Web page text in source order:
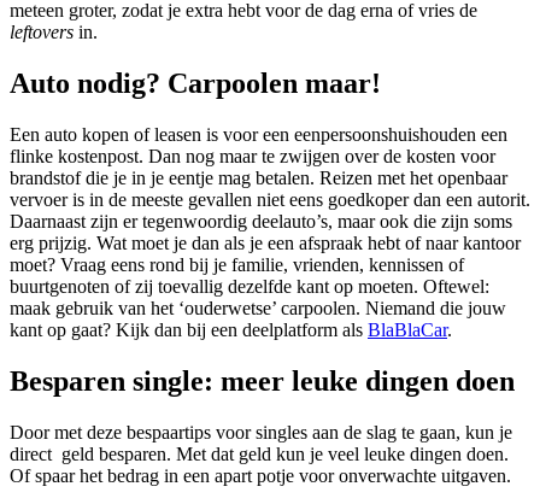
meteen groter, zodat je extra hebt voor de dag erna of vries de
leftovers in.
Auto nodig? Carpoolen maar!
Een auto kopen of leasen is voor een eenpersoonshuishouden een
flinke kostenpost. Dan nog maar te zwijgen over de kosten voor
brandstof die je in je eentje mag betalen. Reizen met het openbaar
vervoer is in de meeste gevallen niet eens goedkoper dan een autorit.
Daarnaast zijn er tegenwoordig deelauto’s, maar ook die zijn soms
erg prijzig. Wat moet je dan als je een afspraak hebt of naar kantoor
moet? Vraag eens rond bij je familie, vrienden, kennissen of
buurtgenoten of zij toevallig dezelfde kant op moeten. Oftewel:
maak gebruik van het ‘ouderwetse’ carpoolen. Niemand die jouw
kant op gaat? Kijk dan bij een deelplatform als BlaBlaCar.
Besparen single: meer leuke dingen doen
Door met deze bespaartips voor singles aan de slag te gaan, kun je
direct geld besparen. Met dat geld kun je veel leuke dingen doen.
Of spaar het bedrag in een apart potje voor onverwachte uitgaven.